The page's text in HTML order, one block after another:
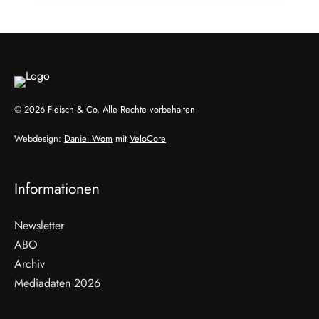
© 2026 Fleisch & Co, Alle Rechte vorbehalten
Webdesign: Daniel Wom mit VeloCore
Informationen
Newsletter
ABO
Archiv
Mediadaten 2026